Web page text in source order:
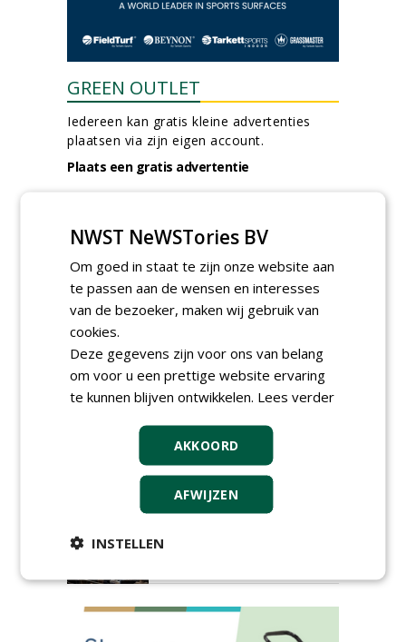
GREEN OUTLET
Iedereen kan gratis kleine advertenties
plaatsen via zijn eigen account.
Plaats een gratis advertentie
AGENDA
Klankbordsessies moeten
bijdragen aan uniform
aanbesteden van duurzame
woensdag 23 september 2026
t/m dinsdag 29 september 2026
Nationale Grasdag strijkt
neer in MAC³PARK Stadion
van PEC Zwolle
woensdag 18 november 2026
Save the Date: Green Gala op
woensdag 2 december
NWST NeWSTories BV
Om goed in staat te zijn onze website aan
te passen aan de wensen en interesses
van de bezoeker, maken wij gebruik van
cookies.
Deze gegevens zijn voor ons van belang
om voor u een prettige website ervaring
te kunnen blijven ontwikkelen. Lees verder
AKKOORD
AFWIJZEN
INSTELLEN